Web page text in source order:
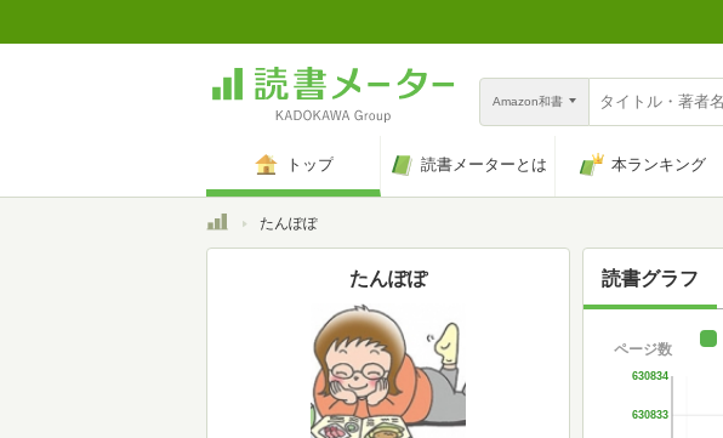
Amazon和書
トップ 読書メーターとは 本ランキング
トップたんぽぽ
読書グラフ
630833
630834
ページ数
たんぽぽ